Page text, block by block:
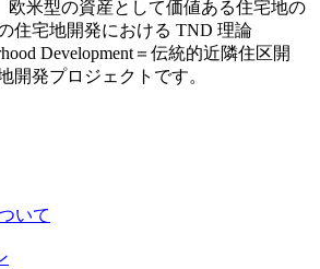
欧米型の資産として価値ある住宅地の
住宅地開発における TND 理論
Development＝伝統的近隣住区開
開発プロジェクトです。
いて